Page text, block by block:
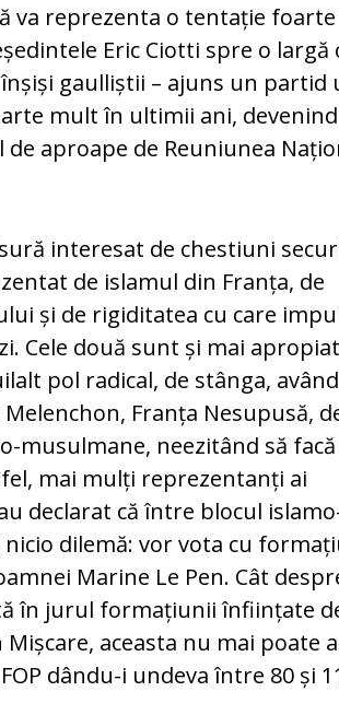
va reprezenta o tentație
Eric Ciotti spre o largă
gaulliștii – ajuns un partid
mult în ultimii ani,
aproape de Reuniunea
interesat de chestiuni
de islamul din Franța, de
și de rigiditatea cu care
Cele două sunt și mai
pol radical, de stânga,
Franța Nesupusă,
neezitând să facă
mai mulți reprezentanți ai
declarat că între blocul
dilemă: vor vota cu
Marine Le Pen. Cât
în jurul formațiunii înființate
aceasta nu mai poate
dându-i undeva între 80 și